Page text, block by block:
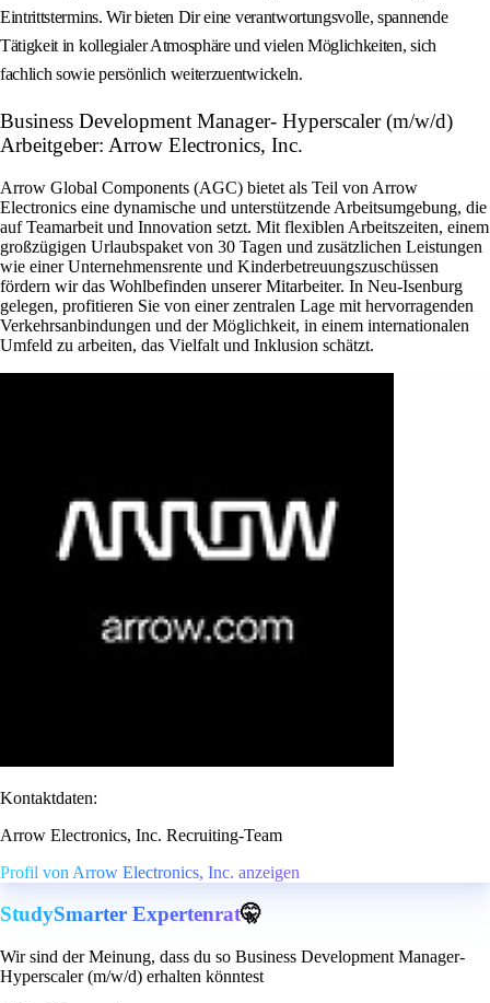
Eintrittstermins. Wir bieten Dir eine verantwortungsvolle, spannende
Tätigkeit in kollegialer Atmosphäre und vielen Möglichkeiten, sich
fachlich sowie persönlich weiterzuentwickeln.
Business Development Manager- Hyperscaler (m/w/d)
Arbeitgeber: Arrow Electronics, Inc.
Arrow Global Components (AGC) bietet als Teil von Arrow
Electronics eine dynamische und unterstützende Arbeitsumgebung, die
auf Teamarbeit und Innovation setzt. Mit flexiblen Arbeitszeiten, einem
großzügigen Urlaubspaket von 30 Tagen und zusätzlichen Leistungen
wie einer Unternehmensrente und Kinderbetreuungszuschüssen
fördern wir das Wohlbefinden unserer Mitarbeiter. In Neu-Isenburg
gelegen, profitieren Sie von einer zentralen Lage mit hervorragenden
Verkehrsanbindungen und der Möglichkeit, in einem internationalen
Umfeld zu arbeiten, das Vielfalt und Inklusion schätzt.
Kontaktdaten:
Arrow Electronics, Inc. Recruiting-Team
Profil von Arrow Electronics, Inc. anzeigen
StudySmarter Expertenrat🤫
Wir sind der Meinung, dass du so Business Development Manager-
Hyperscaler (m/w/d) erhalten könntest